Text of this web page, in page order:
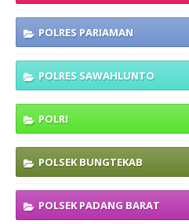
POLRES PARIAMAN
POLRES SAWAHLUNTO
POLRI
POLSEK BUNGTEKAB
POLSEK PADANG BARAT